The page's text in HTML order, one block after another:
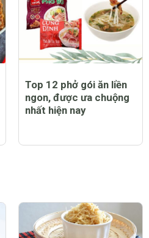
Top 12 phở gói ăn liền
ngon, được ưa chuộng
nhất hiện nay